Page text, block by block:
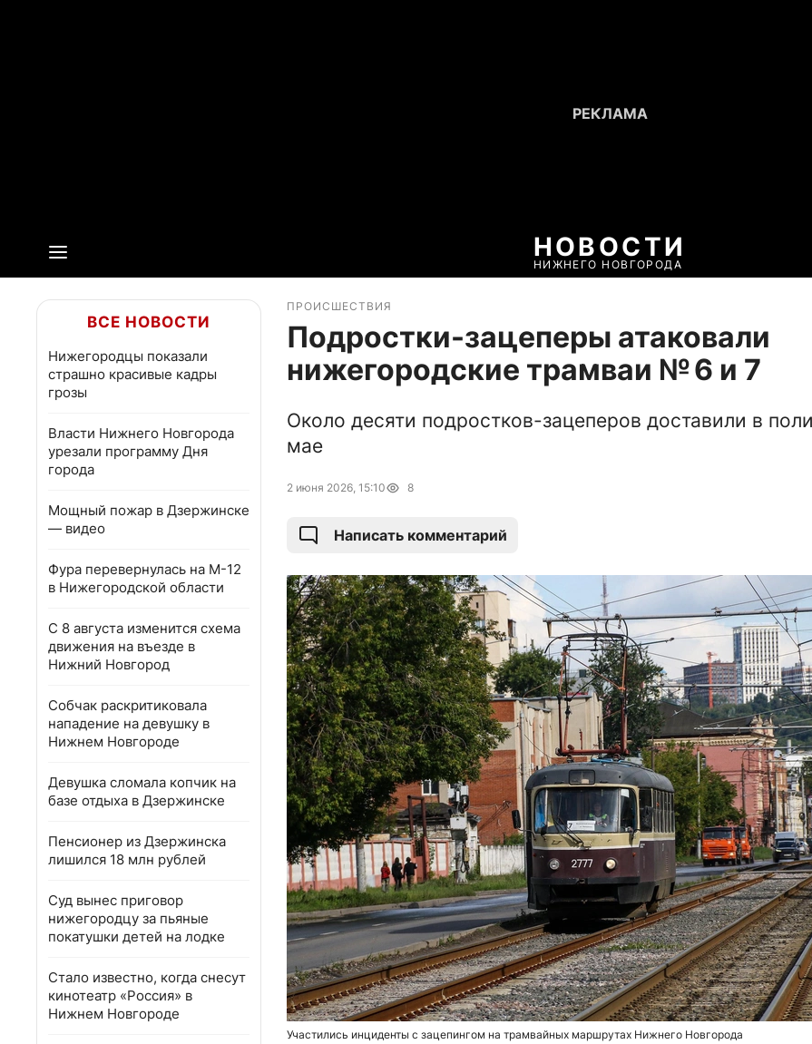
НОВОСТИ
НИЖНЕГО НОВГОРОДА
ВСЕ НОВОСТИ
Нижегородцы показали
страшно красивые кадры
грозы
Власти Нижнего Новгорода
урезали программу Дня
города
Мощный пожар в Дзержинске
— видео
Фура перевернулась на М-12
в Нижегородской области
С 8 августа изменится схема
движения на въезде в
Нижний Новгород
Собчак раскритиковала
нападение на девушку в
Нижнем Новгороде
Девушка сломала копчик на
базе отдыха в Дзержинске
Пенсионер из Дзержинска
лишился 18 млн рублей
Суд вынес приговор
нижегородцу за пьяные
покатушки детей на лодке
Стало известно, когда снесут
кинотеатр «Россия» в
Нижнем Новгороде
ПРОИСШЕСТВИЯ
Подростки-зацеперы атаковали
нижегородские трамваи № 6 и 7
Около десяти подростков-зацеперов доставили в
мае
2 июня 2026, 15:10 8
Написать комментарий
Участились инциденты с зацепингом на трамвайных маршрутах Нижнего Новгорода